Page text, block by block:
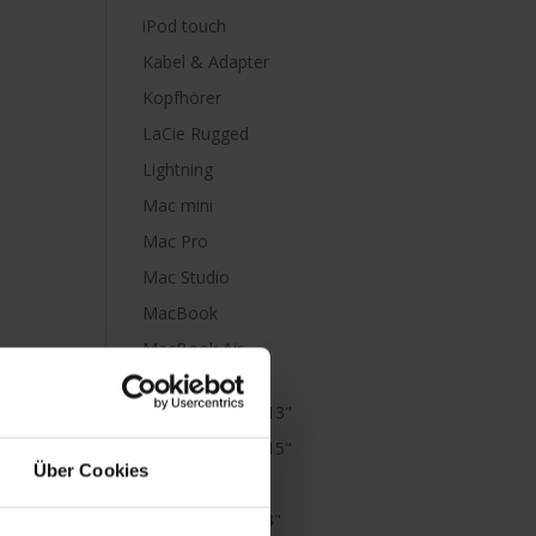
Über Cookies
iPod touch
Kabel & Adapter
Kopfhörer
LaCie Rugged
Lightning
Mac mini
Mac Pro
Mac Studio
MacBook
MacBook Air
M1
MacBook Air 13"
MacBook Air 15"
MacBook Neo
MacBook Pro 13"